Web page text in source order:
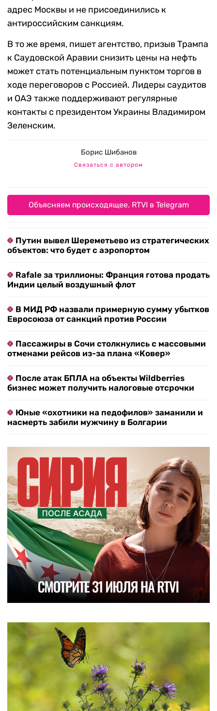
адрес Москвы и не присоединились к
антироссийским санкциям.
В то же время, пишет агентство, призыв Трампа
к Саудовской Аравии снизить цены на нефть
может стать потенциальным пунктом торгов в
ходе переговоров с Россией. Лидеры саудитов
и ОАЭ также поддерживают регулярные
контакты с президентом Украины Владимиром
Зеленским.
Борис Шибанов
Связаться с автором
Объясняем происходящее. RTVI в Telegram
Путин вывел Шереметьево из стратегических
объектов: что будет с аэропортом
Rafale за триллионы: Франция готова продать
Индии целый воздушный флот
В МИД РФ назвали примерную сумму убытков
Евросоюза от санкций против России
Пассажиры в Сочи столкнулись с массовыми
отменами рейсов из-за плана «Ковер»
После атак БПЛА на объекты Wildberries
бизнес может получить налоговые отсрочки
Юные «охотники на педофилов» заманили и
насмерть забили мужчину в Болгарии